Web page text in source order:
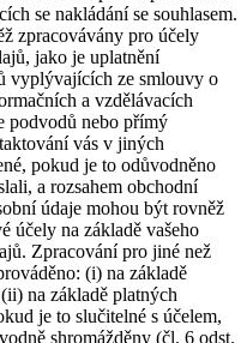
se nakládání se souhlasem.
zpracovávány pro účely
jako je uplatnění
vyplývajících ze smlouvy o
a vzdělávacích
podvodů nebo přímý
vás v jiných
pokud je to odůvodněno
a rozsahem obchodní
údaje mohou být rovněž
účely na základě vašeho
Zpracování pro jiné než
(i) na základě
na základě platných
je to slučitelné s účelem,
shromážděny (čl. 6 odst.